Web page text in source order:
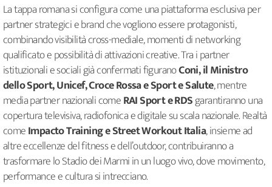
La tappa romana si configura come una piattaforma esclusiva per
partner strategici e brand che vogliono essere protagonisti,
combinando visibilità cross-mediale, momenti di networking
qualificato e possibilità di attivazioni creative. Tra i partner
istituzionali e sociali già confermati figuranoConi, il Ministro
dello Sport, Unicef, Croce Rossa e Sport e Salute, mentre
media partner nazionali comeRAI Sport e RDSgarantiranno una
copertura televisiva, radiofonica e digitale su scala nazionale. Realtà
comeImpacto Training e Street Workout Italia, insieme ad
altre eccellenze del fitness e dell’outdoor, contribuiranno a
trasformare lo Stadio dei Marmi in un luogo vivo, dove movimento,
performance e cultura si intrecciano.